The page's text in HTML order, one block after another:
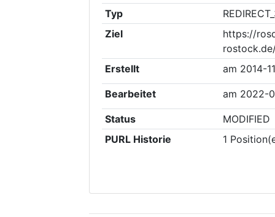
Typ
Ziel
https://
Erstellt
am 2014-
Bearbeitet am 2022-
Status
MODIFIED
PURL Historie
1